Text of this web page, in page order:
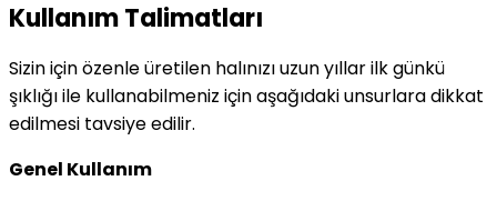
Kullanım Talimatları
Sizin için özenle üretilen halınızı uzun yıllar ilk günkü
şıklığı ile kullanabilmeniz için aşağıdaki unsurlara dikkat
edilmesi tavsiye edilir.
Genel Kullanım